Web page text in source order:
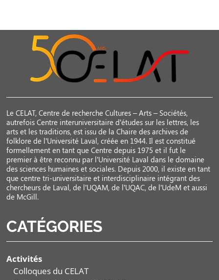
Le CELAT, Centre de recherche Cultures – Arts – Sociétés,
autrefois Centre interuniversitaire d’études sur les lettres, les
arts et les traditions, est issu de la Chaire des archives de
folklore de l’Université Laval, créée en 1944. Il est constitué
formellement en tant que Centre depuis 1975 et il fut le
premier à être reconnu par l’Université Laval dans le domaine
des sciences humaines et sociales. Depuis 2000, il existe en tant
que centre tri-universitaire et interdisciplinaire intégrant des
chercheurs de Laval, de l’UQAM, de l’UQAC, de l’UdeM et aussi
de McGill.
CATÉGORIES
Activités
Colloques du CELAT